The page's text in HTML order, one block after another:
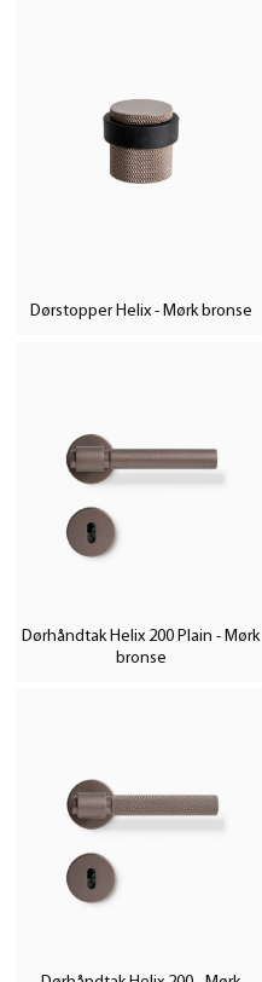
Dørstopper Helix - Mørk bronse
Dørhåndtak Helix 200 Plain - Mørk
bronse